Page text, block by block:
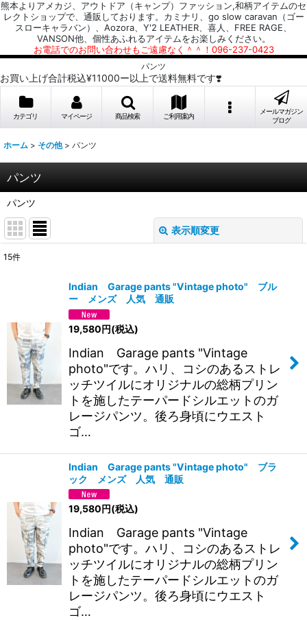
熊本よりアメカジ、アウトドア（キャンプ）ファッション,和柄アイテムのセ
レクトショップで、通販しております。カミナリ、go slow caravan（ゴー
スローキャラバン）、Aozora、Y'2 LEATHER、喜人、FREE RAGE、
VANSON他、個性あふれるアイテムをお楽しみください。
お電話でのお問い合わせもご遠慮なく＾＾！096-237-0423
パンツ
お買い上げ合計税込¥11000ー以上で送料無料です❣️
カテゴリ マイページ 商品検索 ご利用案内
メールマガジン
ブログ
ホーム > その他 > パンツ
パンツ
パンツ
表示順変更
15件
Indian Garage pants "Vintage photo" ブル
ー メンズ 人気 通販
19,580円(税込)
Indian Garage pants "Vintage
photo"です。ハリ、コシのあるストレ
ッチツイルにオリジナルの総柄プリン
トを施したテーパードシルエットのガ
レージパンツ。後ろ身頃にウエスト
ゴ…
Indian Garage pants "Vintage photo" ブラ
ック メンズ 人気 通販
19,580円(税込)
Indian Garage pants "Vintage
photo"です。ハリ、コシのあるストレ
ッチツイルにオリジナルの総柄プリン
トを施したテーパードシルエットのガ
レージパンツ。後ろ身頃にウエスト
ゴ…